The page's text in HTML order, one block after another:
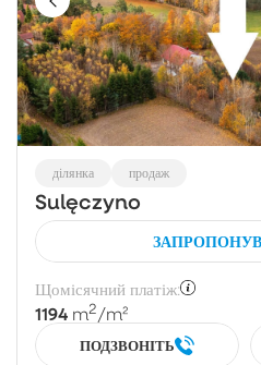
ділянка продаж
Sulęczyno
Щомісячний платіж:
1194 m2/m²
ПОДЗВОНІТЬ